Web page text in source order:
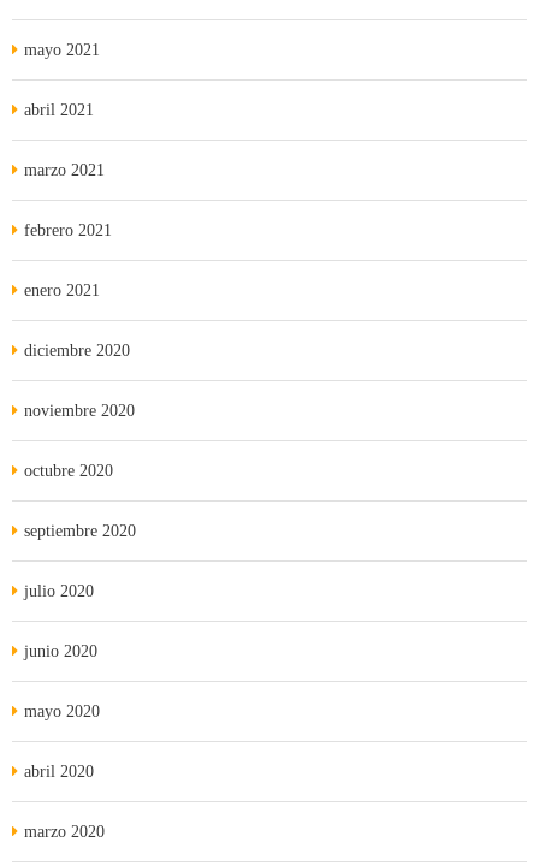
mayo 2021
abril 2021
marzo 2021
febrero 2021
enero 2021
diciembre 2020
noviembre 2020
octubre 2020
septiembre 2020
julio 2020
junio 2020
mayo 2020
abril 2020
marzo 2020